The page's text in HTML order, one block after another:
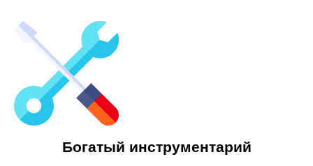
Богатый инструментарий